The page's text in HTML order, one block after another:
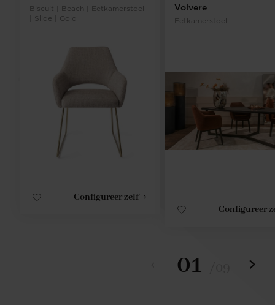
Biscuit | Beach | Eetkamerstoel
| Slide | Gold
Configureer zelf
Volvere
Eetkamerstoel
Configureer
01